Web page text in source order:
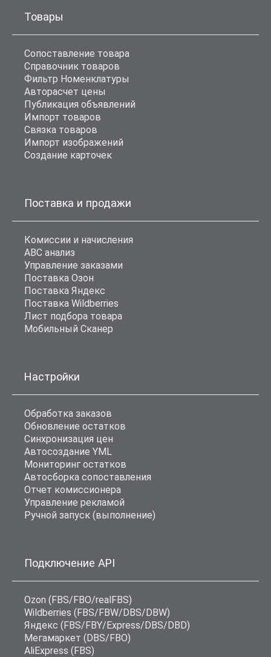
Товары
Сопоставление товара
Справочник товаров
Фильтр Номенклатуры
Авторасчет цены
Публикация объявлений
Импорт товаров
Связка товаров
Импорт изображений
Создание карточек
Поставка и продажи
Комиссии и начисления
ABC анализ
Управление заказами
Поставка Озон
Поставка Яндекс
Поставка Wildberries
Лист подбора товара
Мобильный Сканер
Настройки
Обработка заказов
Обновление остатков
Синхронизация цен
Автосоздание YML
Мониторинг остатков
Автосборка сопоставления
Отчет комиссионера
Управление рекламой
Ручной запуск (выполнение)
Подключение API
Ozon (FBS/FBO/realFBS)
Wildberries (FBS/FBW/DBS/DBW)
Яндекс (FBS/FBY/Express/DBS/DBD)
Мегамаркет (DBS/FBO)
AliExpress (FBS)